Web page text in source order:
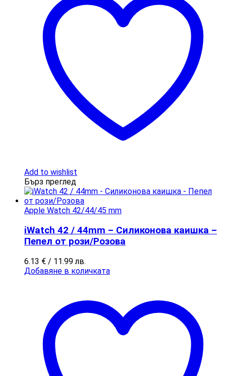
Add to wishlist
Бърз преглед
Apple Watch​​ 42/44/45 mm
iWatch 42 / 44mm – Силиконова каишка –
Пепел от рози/Розова
6.13 € / 11.99 лв.
Добавяне в количката